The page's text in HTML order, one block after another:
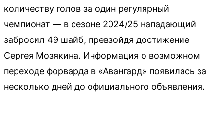
количеству голов за один регулярный
чемпионат — в сезоне 2024/25 нападающий
забросил 49 шайб, превзойдя достижение
Сергея Мозякина. Информация о возможном
переходе форварда в «Авангард» появилась за
несколько дней до официального объявления.